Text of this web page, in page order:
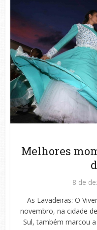
Melhores
8 de
As Lavadeiras: O
novembro, na cidade
Sul, também marcou